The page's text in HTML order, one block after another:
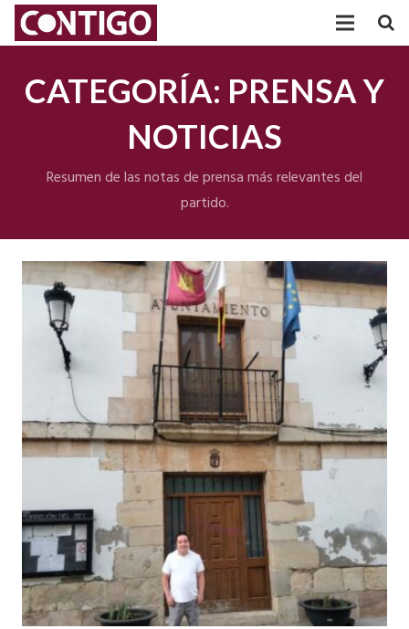
PARTICIPACIÓN
POSICIONAMIENTOS
ACTUALIDAD
CATEGORÍA: PRENSA Y
NOTICIAS
Resumen de las notas de prensa más relevantes del
partido.